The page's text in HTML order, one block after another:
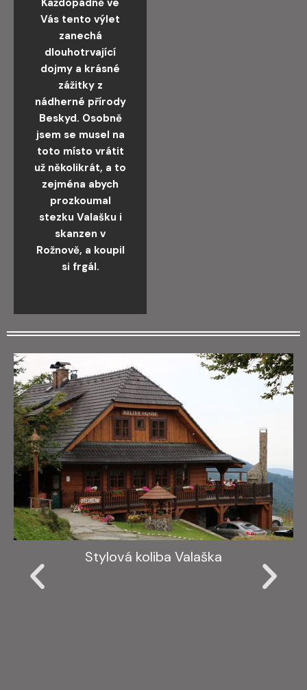
Každopádně ve
Vás tento výlet
zanechá
dlouhotrvající
dojmy a krásné
zážitky z
nádherné přírody
Beskyd. Osobně
jsem se musel na
toto místo vrátit
už několikrát, a to
zejména abych
prozkoumal
stezku Valašku i
skanzen v
Rožnově, a koupil
si frgál.
Stylová koliba Valaška